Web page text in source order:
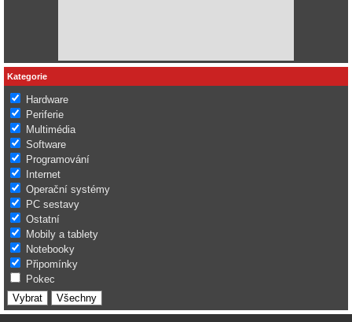
Kategorie
Hardware
Periferie
Multimédia
Software
Programování
Internet
Operační systémy
PC sestavy
Ostatní
Mobily a tablety
Notebooky
Připomínky
Pokec